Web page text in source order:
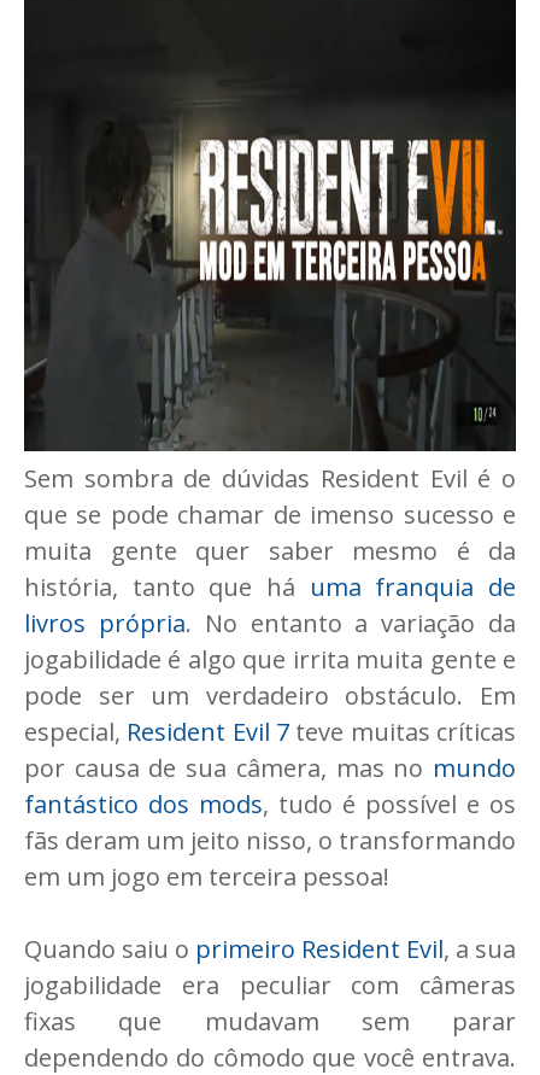
Sem sombra de dúvidas Resident Evil é o
que se pode chamar de imenso sucesso e
muita gente quer saber mesmo é da
história, tanto que há uma franquia de
livros própria. No entanto a variação da
jogabilidade é algo que irrita muita gente e
pode ser um verdadeiro obstáculo. Em
especial, Resident Evil 7 teve muitas críticas
por causa de sua câmera, mas no mundo
fantástico dos mods, tudo é possível e os
fãs deram um jeito nisso, o transformando
em um jogo em terceira pessoa!
Quando saiu o primeiro Resident Evil, a sua
jogabilidade era peculiar com câmeras
fixas que mudavam sem parar
dependendo do cômodo que você entrava.